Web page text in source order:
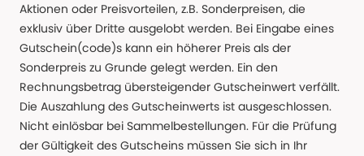
Aktionen oder Preisvorteilen, z.B. Sonderpreisen, die
exklusiv über Dritte ausgelobt werden. Bei Eingabe eines
Gutschein(code)s kann ein höherer Preis als der
Sonderpreis zu Grunde gelegt werden. Ein den
Rechnungsbetrag übersteigender Gutscheinwert verfällt.
Die Auszahlung des Gutscheinwerts ist ausgeschlossen.
Nicht einlösbar bei Sammelbestellungen. Für die Prüfung
der Gültigkeit des Gutscheins müssen Sie sich in Ihr